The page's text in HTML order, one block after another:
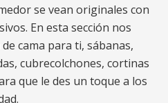
se vean originales con
En esta sección nos
cama para ti, sábanas,
cubrecolchones, cortinas
que le des un toque a los